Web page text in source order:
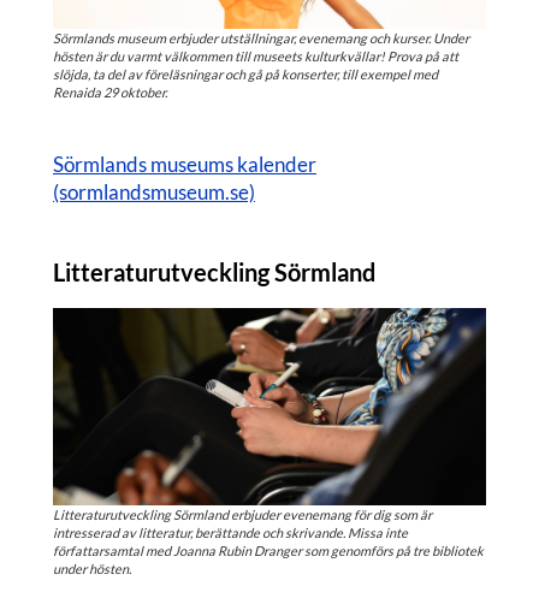
Sörmlands museum erbjuder utställningar, evenemang och kurser. Under
hösten är du varmt välkommen till museets kulturkvällar! Prova på att
slöjda, ta del av föreläsningar och gå på konserter, till exempel med
Renaida 29 oktober.
Sörmlands museums kalender
(sormlandsmuseum.se)
Litteraturutveckling Sörmland
Litteraturutveckling Sörmland erbjuder evenemang för dig som är
intresserad av litteratur, berättande och skrivande. Missa inte
författarsamtal med Joanna Rubin Dranger som genomförs på tre bibliotek
under hösten.